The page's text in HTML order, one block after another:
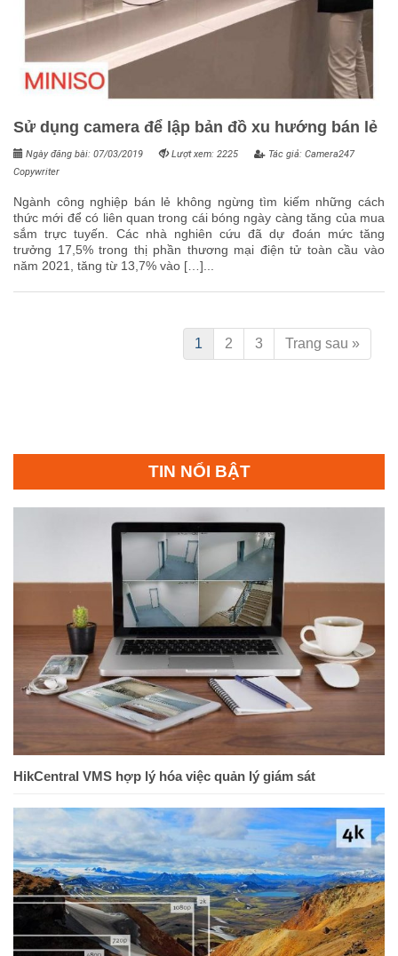
Sử dụng camera để lập bản đồ xu hướng bán lẻ
Ngày đăng bài: 07/03/2019 Lượt xem: 2225
Tác giả: Camera247
Copywriter
Ngành công nghiệp bán lẻ không ngừng tìm kiếm những cách
thức mới để có liên quan trong cái bóng ngày càng tăng của mua
sắm trực tuyến. Các nhà nghiên cứu đã dự đoán mức tăng
trưởng 17,5% trong thị phần thương mại điện tử toàn cầu vào
năm 2021, tăng từ 13,7% vào […]...
1 2 3 Trang sau »
TIN NỔI BẬT
HikCentral VMS hợp lý hóa việc quản lý giám sát